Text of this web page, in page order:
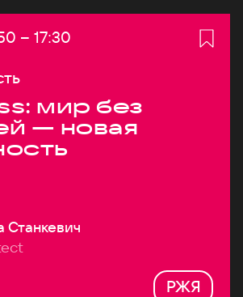
– Конец:
17:30
мир без
— новая
Станкевич
РЖЯ